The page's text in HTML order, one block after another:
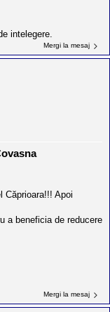
intelegere.
Mergi la mesaj
Căprioara!!! Apoi
a beneficia de reducere
Mergi la mesaj